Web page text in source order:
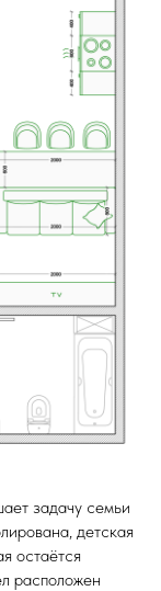
задачу семьи
детская
остаётся
расположен